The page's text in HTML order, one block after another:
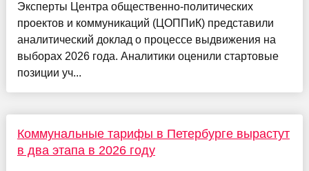
Эксперты Центра общественно-политических
проектов и коммуникаций (ЦОППиК) представили
аналитический доклад о процессе выдвижения на
выборах 2026 года. Аналитики оценили стартовые
позиции уч...
Коммунальные тарифы в Петербурге вырастут
в два этапа в 2026 году